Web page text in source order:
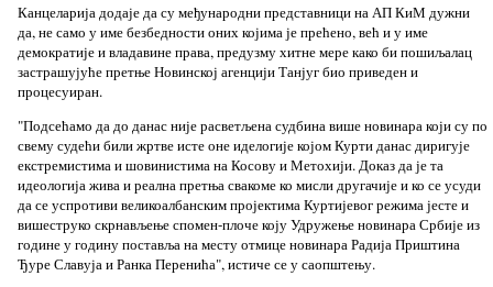
Канцеларија додаје да су међународни представници на АП КиМ дужни
да, не само у име безбедности оних којима је прећено, већ и у име
демократије и владавине права, предузму хитне мере како би пошиљалац
застрашујуће претње Новинској агенцији Танјуг био приведен и
процесуиран.
"Подсећамо да до данас није расветљена судбина више новинара који су по
свему судећи били жртве исте оне иделогије којом Курти данас диригује
екстремистима и шовинистима на Косову и Метохији. Доказ да је та
идеологија жива и реална претња свакоме ко мисли другачије и ко се усуди
да се успротиви великоалбанским пројектима Куртијевог режима јесте и
вишеструко скрнављење спомен-плоче коју Удружење новинара Србије из
године у годину поставља на месту отмице новинара Радија Приштина
Ђуре Славуја и Ранка Перенића", истиче се у саопштењу.